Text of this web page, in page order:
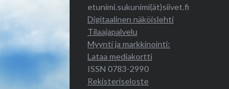
etunimi.sukunimi(ät)siivet.fi
Digitaalinen näköislehti
Tilaajapalvelu
Myynti ja markkinointi:
Lataa mediakortti
ISSN 0783-2990
Rekisteriseloste